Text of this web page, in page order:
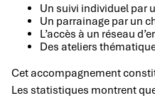
Un suivi individuel par
Un parrainage par un
L’accès à un réseau
Des ateliers
Cet accompagnement
Les statistiques montrent